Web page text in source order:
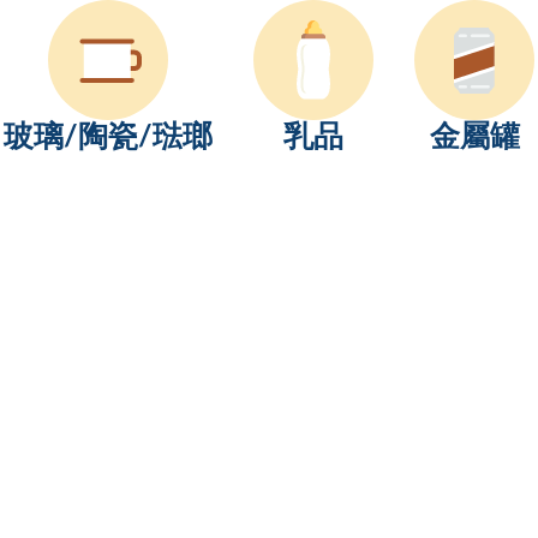
玻璃/陶瓷/琺瑯 乳品 金屬罐